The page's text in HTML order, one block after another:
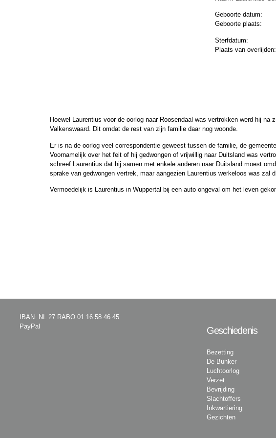
Geboorte
Geboorte plaats:
Sterfdatum: 30-
Plaats van overlijden:
Hoewel Laurentius voor de oorlog naar Roosendaal was vertrokken werd hij na
Valkenswaard. Dit omdat de rest van zijn familie daar nog woonde.
Er is na de oorlog veel correspondentie geweest tussen de familie, de
Voornamelijk over het feit of hij gedwongen of vrijwillig naar Duitsland was
schreef Laurentius dat hij samen met enkele anderen naar Duitsland moest
sprake van gedwongen vertrek, maar aangezien Laurentius werkeloos was zal
Vermoedelijk is Laurentius in Wuppertal bij een auto ongeval om het leven
IBAN: NL 27 RABO 01.16.58.46.45
PayPal
Geschiedenis
Bezetting
De Bunker
Luchtoorlog
Verzet
Bevrijding
Slachtoffers
Inkwartiering
Gezichten